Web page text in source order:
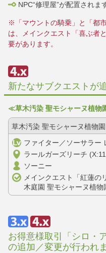
NPC“修理屋”が配置されま
※「マウントの騎乗」と「都
は、メインクエスト「喜ぶ者
要があります。
新たなサブクエストが
≪草木汚染 聖モシャーヌ植物
草木汚染 聖モシャーヌ植物園
ファイター／ソーサラー
ラールガーズリーチ
ソーニー
メインクエスト「紅蓮の
木庭園 聖モシャーヌ植
お得意様取引「シロ・
の追加／変更が行われま